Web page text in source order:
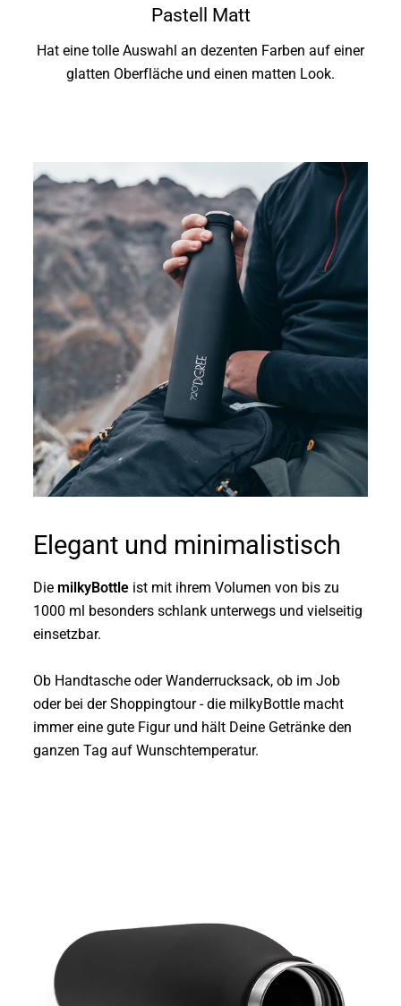
Pastell Matt
Hat eine tolle Auswahl an dezenten Farben auf einer
glatten Oberfläche und einen matten Look.
Elegant und minimalistisch
Die milkyBottle ist mit ihrem Volumen von bis zu
1000 ml besonders schlank unterwegs und vielseitig
einsetzbar.
Ob Handtasche oder Wanderrucksack, ob im Job
oder bei der Shoppingtour - die milkyBottle macht
immer eine gute Figur und hält Deine Getränke den
ganzen Tag auf Wunschtemperatur.